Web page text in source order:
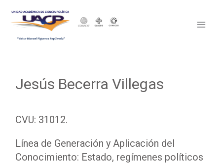
Jesús Becerra Villegas
CVU: 31012.
Línea de Generación y Aplicación del
Conocimiento: Estado, regímenes políticos